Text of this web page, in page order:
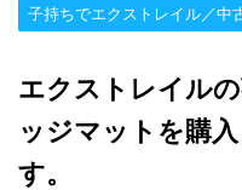
子持ちでエクストレイル／中
エクストレイル
ッジマットを購
す。